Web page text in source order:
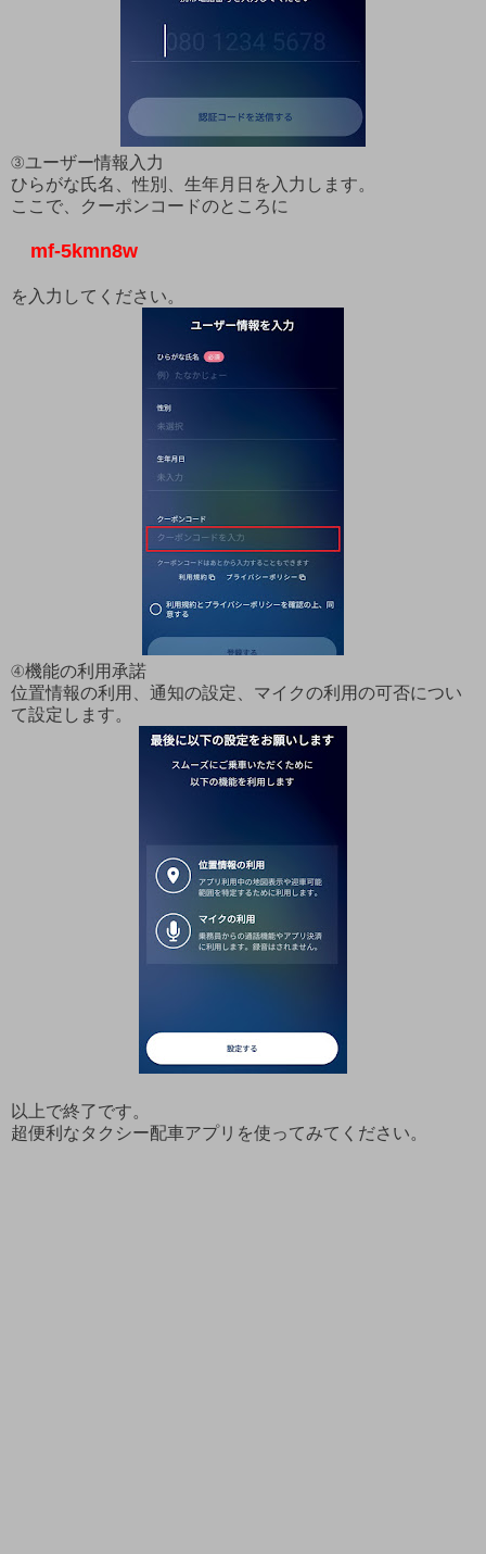
③ユーザー情報入力
ひらがな氏名、性別、生年月日を入力します。
ここで、クーポンコードのところに
mf-5kmn8w
を入力してください。
④機能の利用承諾
位置情報の利用、通知の設定、マイクの利用の可否につい
て設定します。
以上で終了です。
超便利なタクシー配車アプリを使ってみてください。